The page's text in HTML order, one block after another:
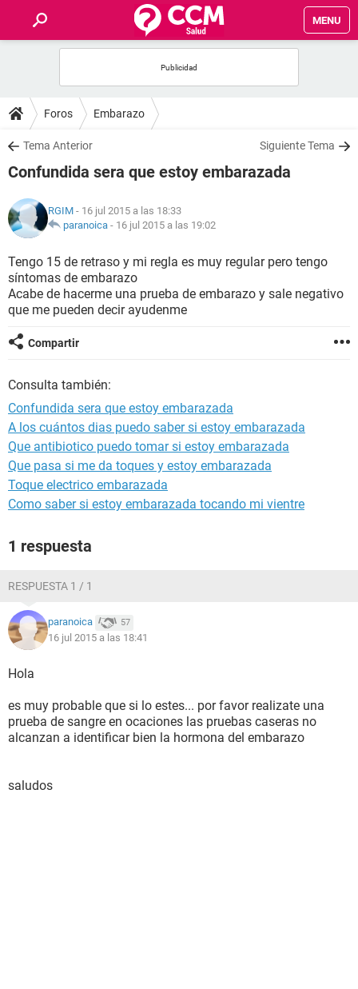
MENU
FOROS
SALUD
NUTRICIÓN
BIENESTAR
SEXUALIDAD
GLOSARIO
Foros Embarazo
Tema Anterior Siguiente Tema
Confundida sera que estoy embarazada
RGIM - 16 jul 2015 a las 18:33
paranoica - 16 jul 2015 a las 19:02
Tengo 15 de retraso y mi regla es muy regular pero tengo
síntomas de embarazo
Acabe de hacerme una prueba de embarazo y sale negativo
que me pueden decir ayudenme
Compartir
Consulta también:
Confundida sera que estoy embarazada
A los cuántos dias puedo saber si estoy embarazada
Que antibiotico puedo tomar si estoy embarazada
Que pasa si me da toques y estoy embarazada
Toque electrico embarazada
Como saber si estoy embarazada tocando mi vientre
1 respuesta
RESPUESTA 1 / 1
paranoica 57
16 jul 2015 a las 18:41
Hola
es muy probable que si lo estes... por favor realizate una
prueba de sangre en ocaciones las pruebas caseras no
alcanzan a identificar bien la hormona del embarazo
saludos